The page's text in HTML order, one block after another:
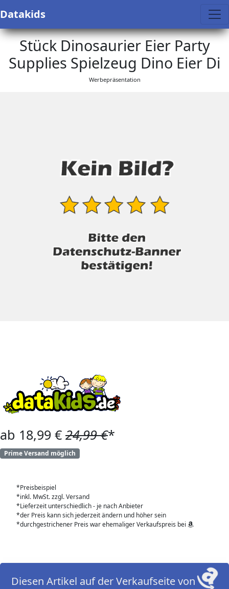
Datakids
Stück Dinosaurier Eier Party
Supplies Spielzeug Dino Eier Di
Werbepräsentation
ab 18,99 € 24,99 €*
Prime Versand möglich
*Preisbeispiel
*inkl. MwSt. zzgl. Versand
*Lieferzeit unterschiedlich - je nach Anbieter
*der Preis kann sich jederzeit ändern und höher sein
*durchgestrichener Preis war ehemaliger Verkaufspreis bei
Diesen Artikel auf der Verkaufseite von